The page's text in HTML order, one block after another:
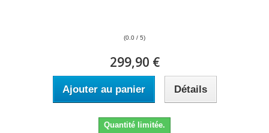
(0.0 / 5)
299,90 €
Ajouter au panier Détails
Quantité limitée.